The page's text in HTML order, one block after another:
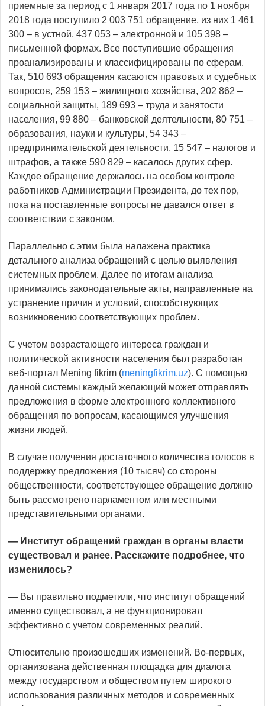
приемные за период с 1 января 2017 года по 1 ноября
2018 года поступило 2 003 751 обращение, из них 1 461
300 – в устной, 437 053 – электронной и 105 398 –
письменной формах. Все поступившие обращения
проанализированы и классифицированы по сферам.
Так, 510 693 обращения касаются правовых и судебных
вопросов, 259 153 – жилищного хозяйства, 202 862 –
социальной защиты, 189 693 – труда и занятости
населения, 99 880 – банковской деятельности, 80 751 –
образования, науки и культуры, 54 343 –
предпринимательской деятельности, 15 547 – налогов и
штрафов, а также 590 829 – касалось других сфер.
Каждое обращение держалось на особом контроле
работников Администрации Президента, до тех пор,
пока на поставленные вопросы не давался ответ в
соответствии с законом.
Параллельно с этим была налажена практика
детального анализа обращений с целью выявления
системных проблем. Далее по итогам анализа
принимались законодательные акты, направленные на
устранение причин и условий, способствующих
возникновению соответствующих проблем.
С учетом возрастающего интереса граждан и
политической активности населения был разработан
веб-портал Mening fikrim (meningfikrim.uz). С помощью
данной системы каждый желающий может отправлять
предложения в форме электронного коллективного
обращения по вопросам, касающимся улучшения
жизни людей.
В случае получения достаточного количества голосов в
поддержку предложения (10 тысяч) со стороны
общественности, соответствующее обращение должно
быть рассмотрено парламентом или местными
представительными органами.
— Институт обращений граждан в органы власти
существовал и ранее. Расскажите подробнее, что
изменилось?
— Вы правильно подметили, что институт обращений
именно существовал, а не функционировал
эффективно с учетом современных реалий.
Относительно произошедших изменений. Во-первых,
организована действенная площадка для диалога
между государством и обществом путем широкого
использования различных методов и современных